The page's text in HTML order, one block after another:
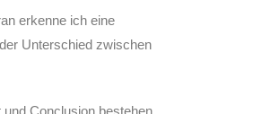
erkenne ich eine
Unterschied zwischen
Conclusion bestehen.